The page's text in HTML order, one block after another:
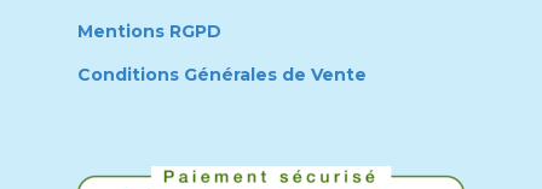
Mentions RGPD
Conditions Générales de Vente